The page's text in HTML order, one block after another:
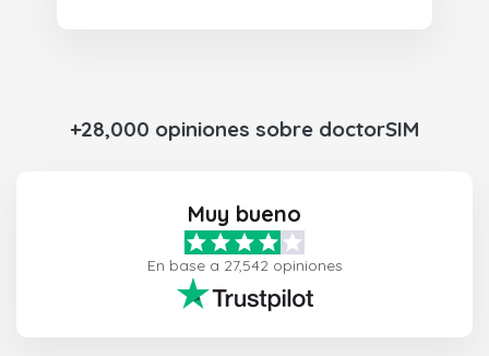
+28,000 opiniones sobre doctorSIM
Muy bueno
En base a 27,542 opiniones